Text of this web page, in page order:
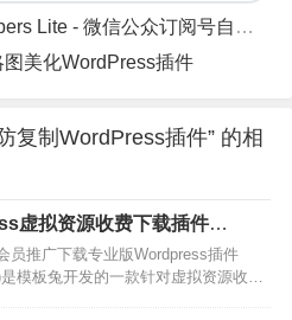
微信公众订阅号自动回复WordPress插件
美化WordPress插件
复制WordPress插件” 的相
虚拟资源收费下载插件
10.01
员推广下载专业版Wordpress插件
模板兔开发的一款针对虚拟资源收费